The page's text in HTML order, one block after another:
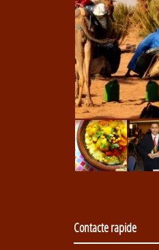
Contacte rapide